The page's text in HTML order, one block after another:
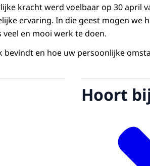
kracht werd voelbaar op 30 april
ervaring. In die geest mogen we
en mooi werk te doen.
bevindt en hoe uw persoonlijke
Hoort